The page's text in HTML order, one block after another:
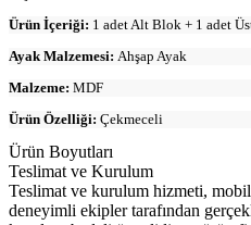
Ürün İçeriği: 1 adet Alt Blok + 1 adet
Ayak Malzemesi: Ahşap Ayak
Malzeme: MDF
Ürün Özelliği: Çekmeceli
Ürün Boyutları
Teslimat ve Kurulum
Teslimat ve kurulum hizmeti,
deneyimli ekipler tarafından